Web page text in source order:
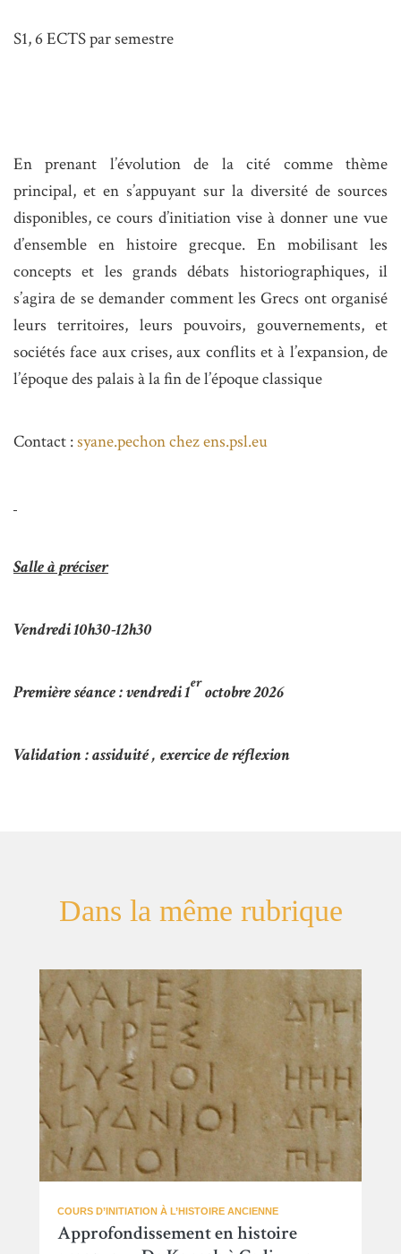
S1, 6 ECTS par semestre
En prenant l’évolution de la cité comme thème
principal, et en s’appuyant sur la diversité de sources
disponibles, ce cours d’initiation vise à donner une vue
d’ensemble en histoire grecque. En mobilisant les
concepts et les grands débats historiographiques, il
s’agira de se demander comment les Grecs ont organisé
leurs territoires, leurs pouvoirs, gouvernements, et
sociétés face aux crises, aux conflits et à l’expansion, de
l’époque des palais à la fin de l’époque classique
Contact :syane.pechonchezens.psl.eu
Salleà préciser
Vendredi 10h30-12h30
Première séance : vendredi 1er octobre 2026
Validation :assiduité , exercice de réflexion
Dans la même rubrique
COURS D’INITIATION À L’HISTOIRE ANCIENNE
Approfondissement en histoire